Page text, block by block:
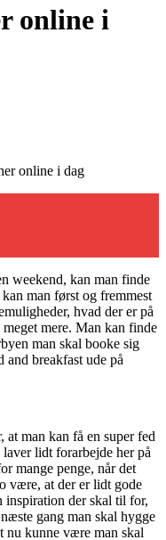
online i
online i dag
weekend, kan man finde
man først og fremmest
hvad der er på
mere. Man kan finde
man skal booke sig
and breakfast ude på
man kan få en super fed
lidt forarbejde her på
mange penge, når det
være, at der er lidt gode
inspiration der skal til for,
gang man skal hygge
kunne være man skal